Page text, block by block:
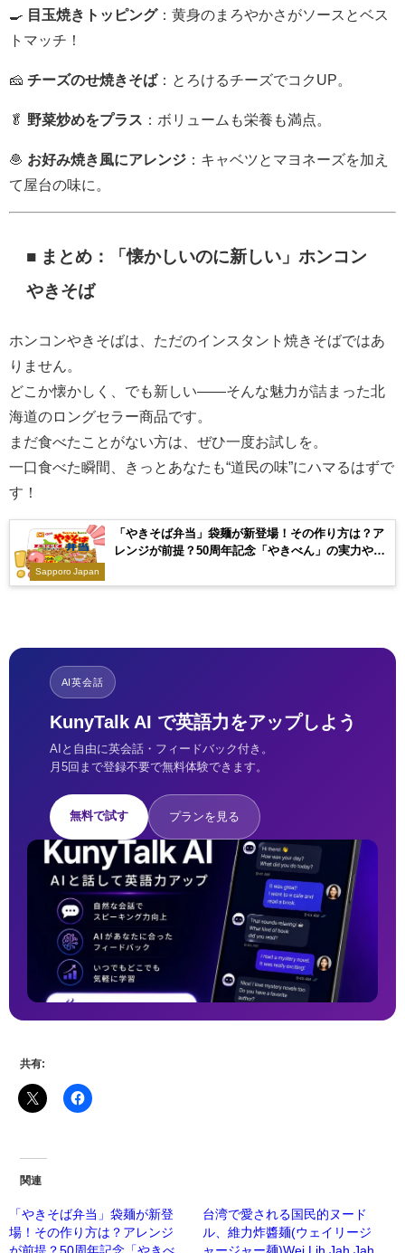
🍳 目玉焼きトッピング：黄身のまろやかさがソースとベス
トマッチ！
🧀 チーズのせ焼きそば：とろけるチーズでコクUP。
🥬 野菜炒めをプラス ：ボリュームも栄養も満点。
🧆 お好み焼き風にアレンジ ：キャベツとマヨネーズを加え
て屋台の味に。
■ まとめ：「懐かしいのに新しい」ホンコン
やきそば
ホンコンやきそばは、ただのインスタント焼きそばではあ
りません。
どこか懐かしく、でも新しい——そんな魅力が詰まった北
海道のロングセラー商品です。
まだ食べたことがない方は、ぜひ一度お試しを。
一口食べた瞬間、きっとあなたも“道民の味”にハマるはずで
す！
Sapporo Japan
「やきそば弁当」袋麺が新登場！その作り方は？ア
レンジが前提？50周年記念「やきべん」の実力やい
AI英会話
KunyTalk AI で英語力をアップしよう
AIと自由に英会話・フィードバック付き。
月5回まで登録不要で無料体験できます。
無料で試す プランを見る
共有:
関連
「やきそば弁当」袋麺が新登
場！その作り方は？アレンジ
台湾で愛される国民的ヌード
ル、維力炸醬麺(ウェイリージ